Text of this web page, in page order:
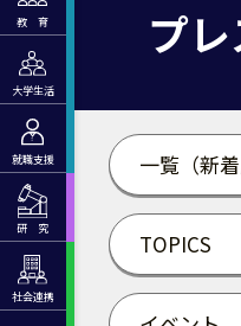
教 育
大学生活
就職支援
研 究
社会連携
プ
一覧（新着
TOPICS